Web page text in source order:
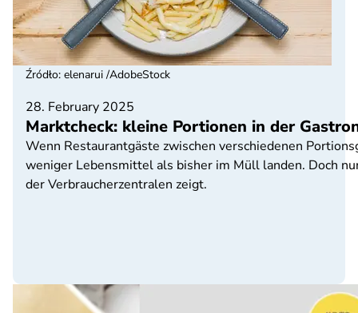
28. February 2025
Marktcheck: kleine Portionen in der
Wenn Restaurantgäste zwischen verschiedenen
weniger Lebensmittel als bisher im Müll landen. Doch
der Verbraucherzentralen zeigt.
Źródło: elenarui /AdobeStock